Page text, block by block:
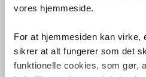
vores hjemmeside.
For at hjemmesiden kan virke,
sikrer at alt fungerer som det
funktionelle cookies, som gør,
VVS-Shoppen.dk ApS
mail@vvs-shoppen.dk
Privatlivs- og